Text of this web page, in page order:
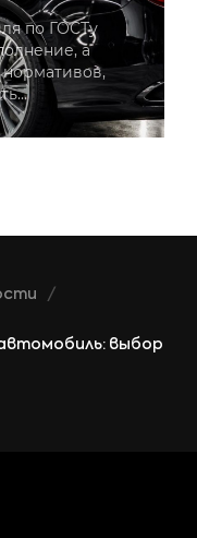
по ГОСТу
а
выбор